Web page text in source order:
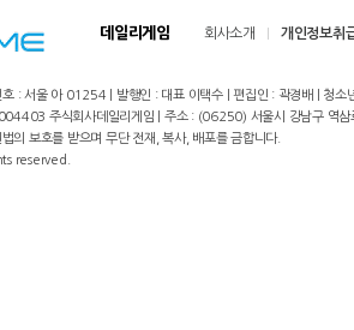
데일리게임 회사소개 개인정보취
호 : 서울 아 01254 | 발행인 : 대표 이택수 | 편집인 : 곽경배 |
주식회사데일리게임 | 주소 : (06250) 서울시 강남구
의 보호를 받으며 무단 전재, 복사, 배포를 금합니다.
reserved.